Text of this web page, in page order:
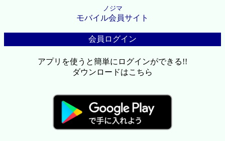
ノジマ
モバイル会員サイト
会員ログイン
アプリを使うと簡単にログインができる!!
ダウンロードはこちら